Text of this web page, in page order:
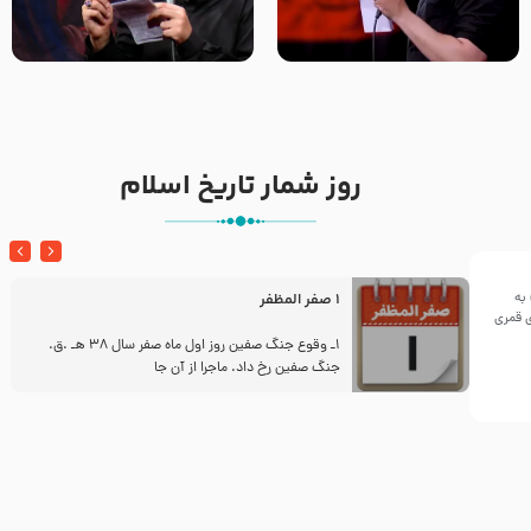
تک ، عبّاس، صاحب دل‌هاست –
حاج حنیف طاهری – عزاداری شب
من غلام نوکراتم من عاشق
کربلاتم – شور زمینه – شب هفتم
سال ۱۴۴۲هجری قمری
روز شمار تاریخ اسلام
1 صفر المظفر
1ـ وقوع جنگ صفین روز اول ماه صفر سال 38 هـ .ق.
جنگ صفین رخ داد. ماجرا از آن جا